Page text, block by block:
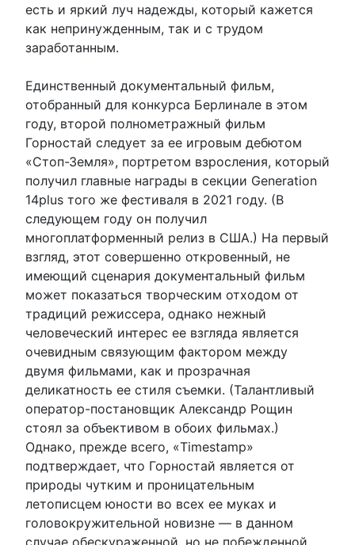
есть и яркий луч надежды, который кажется
как непринужденным, так и с трудом
заработанным.
Единственный документальный фильм,
отобранный для конкурса Берлинале в этом
году, второй полнометражный фильм
Горностай следует за ее игровым дебютом
«Стоп-Земля», портретом взросления, который
получил главные награды в секции Generation
14plus того же фестиваля в 2021 году. (В
следующем году он получил
многоплатформенный релиз в США.) На первый
взгляд, этот совершенно откровенный, не
имеющий сценария документальный фильм
может показаться творческим отходом от
традиций режиссера, однако нежный
человеческий интерес ее взгляда является
очевидным связующим фактором между
двумя фильмами, как и прозрачная
деликатность ее стиля съемки. (Талантливый
оператор-постановщик Александр Рощин
стоял за объективом в обоих фильмах.)
Однако, прежде всего, «Timestamp»
подтверждает, что Горностай является от
природы чутким и проницательным
летописцем юности во всех ее муках и
головокружительной новизне — в данном
случае обескураженной, но не побежденной